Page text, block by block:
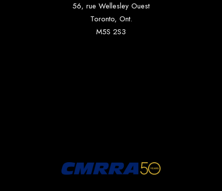
56, rue Wellesley Ouest
Toronto, Ont.
M5S 2S3